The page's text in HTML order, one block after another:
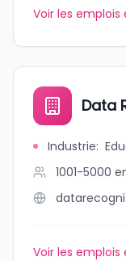
Voir les emplois
Data
Industrie:
1001-5000
Voir les emplois